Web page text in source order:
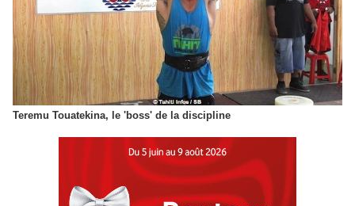
Teremu Touatekina, le 'boss' de la discipline